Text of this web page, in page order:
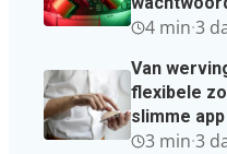
4 min·3
Van
flexibele
slimme app
3 min·3